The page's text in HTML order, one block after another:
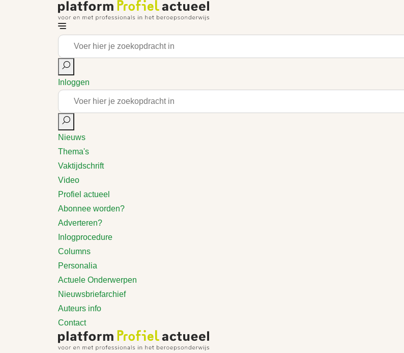
Inloggen
Nieuws
Thema's
Vaktijdschrift
Video
Profiel actueel
Abonnee worden?
Adverteren?
Inlogprocedure
Columns
Personalia
Actuele Onderwerpen
Nieuwsbriefarchief
Auteurs info
Contact